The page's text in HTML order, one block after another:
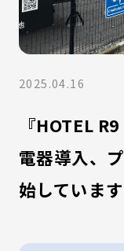
2025.04.16
『HOTEL
電器導入、
始していま